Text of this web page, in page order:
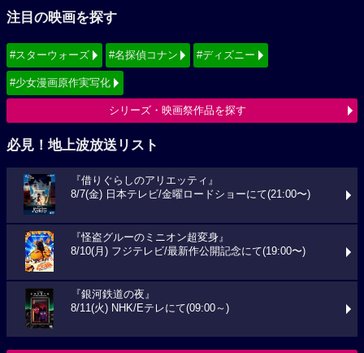
注目の映画を探す
#スターウォーズ #名探偵コナン #ディズニー
#少女漫画原作実写化
シリーズ・映画祭作品を探す
必見！地上波放送リスト
『借りぐらしのアリエッティ』
8/7(金) 日本テレビ/金曜ロードショーにて(21:00〜)
『怪盗グルーのミニオン超変身』
8/10(月) フジテレビ/最新作公開記念にて(19:00〜)
『銀河鉄道の夜』
8/11(火) NHK/Eテレにて(09:00～)